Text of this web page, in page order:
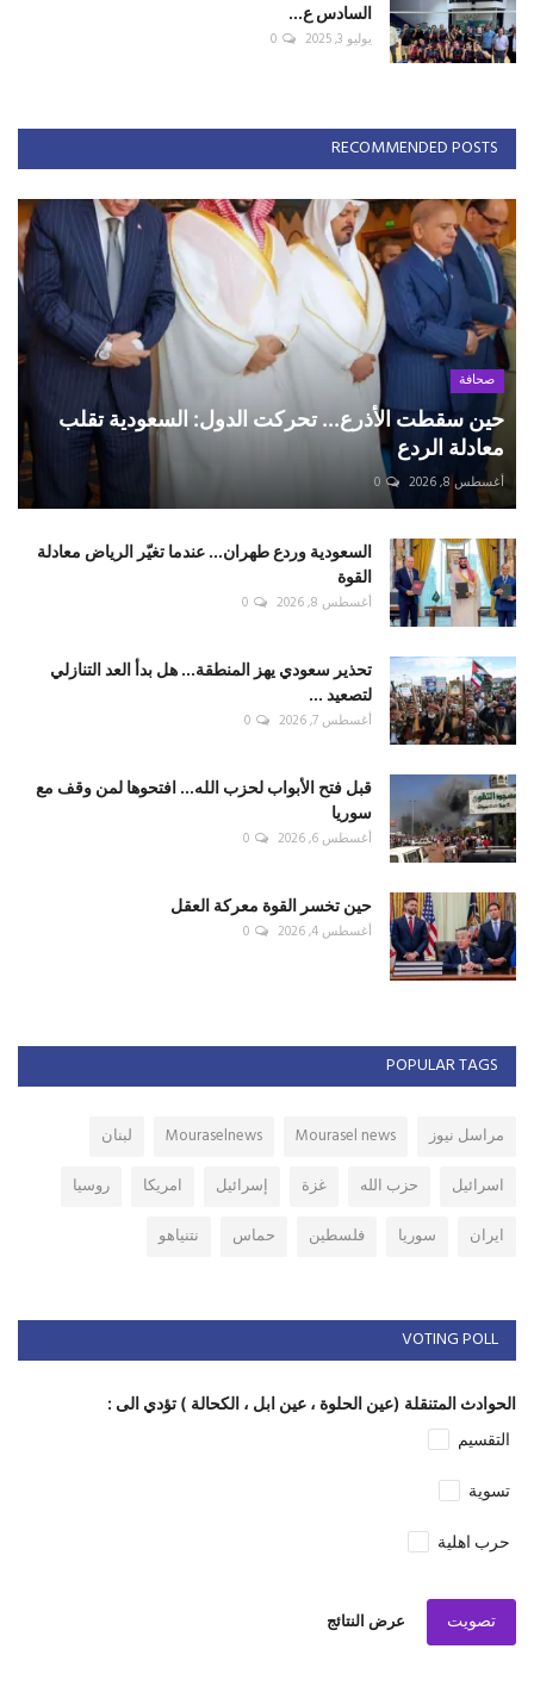
السادس ع...
يوليو 3, 2025 0
RECOMMENDED POSTS
صحافة
حين سقطت الأذرع... تحركت الدول: السعودية تقلب
معادلة الردع
أغسطس 8, 2026 0
السعودية وردع طهران... عندما تغيّر الرياض معادلة
القوة
أغسطس 8, 2026 0
تحذير سعودي يهز المنطقة... هل بدأ العد التنازلي
لتصعيد ...
أغسطس 7, 2026 0
قبل فتح الأبواب لحزب الله... افتحوها لمن وقف مع
سوريا
أغسطس 6, 2026 0
حين تخسر القوة معركة العقل
أغسطس 4, 2026 0
POPULAR TAGS
مراسل نيوز Mourasel news
Mouraselnews
لبنان
اسرائيل
حزب الله غزة إسرائيل امريكا
روسيا
ايران
سوريا فلسطين حماس نتنياهو
VOTING POLL
الحوادث المتنقلة (عين الحلوة ، عين ابل ، الكحالة ) تؤدي الى :
التقسيم
تسوية
حرب اهلية
تصويت عرض النتائج